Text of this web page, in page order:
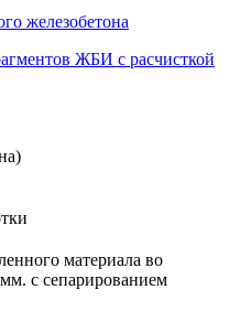
железобетона
ЖБИ с расчисткой
материала во
с сепарированием